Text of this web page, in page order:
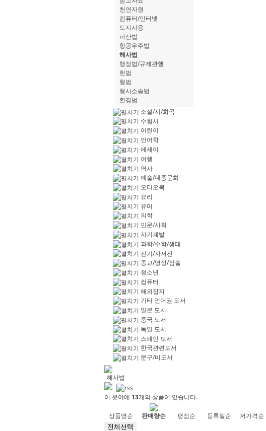
천연자원
컴퓨터/인터넷
토지사용
파산법
항공우주법
해사법
행정법/규제관행
헌법
형법
형사소송법
환경법
소설/시/희곡
수험서
어린이
언어학
에세이
여행
역사
예술/대중문화
오디오북
요리
유머
의학
인문/사회
자기계발
과학/수학/생태
전기/자서전
종교/명상/점술
청소년
컴퓨터
해외잡지
기타 언어권 도서
일본 도서
중국 도서
독일 도서
스페인 도서
한국관련도서
문구/비도서
해사법
이 분야에 13개의 상품이 있습니다.
상품명순 판매량순 평점순 등록일순 저가격순
전체선택